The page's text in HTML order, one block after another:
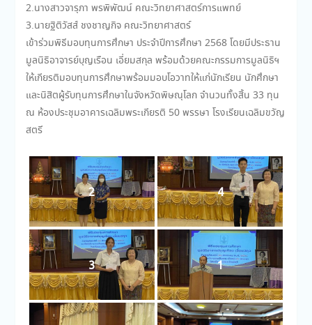
2.นางสาวจารุภา พรพิพัฒน์ คณะวิทยาศาสตร์การแพทย์
3.นายฐิติวัสส์ ชงชาญกิจ คณะวิทยาศาสตร์
เข้าร่วมพิธีมอบทุนการศึกษา ประจำปีการศึกษา 2568 โดยมีประธาน
มูลนิธิอาจารย์บุญเรือน เอี่ยมสกุล พร้อมด้วยคณะกรรมการมูลนิธิฯ
ให้เกียรติมอบทุนการศึกษาพร้อมมอบโอวาทให้แก่นักเรียน นักศึกษา
และนิสิตผู้รับทุนการศึกษาในจังหวัดพิษณุโลก จำนวนทั้งสิ้น 33 ทุน
ณ ห้องประชุมอาคารเฉลิมพระเกียรติ 50 พรรษา โรงเรียนเฉลิมขวัญ
สตรี
2 4
3 1